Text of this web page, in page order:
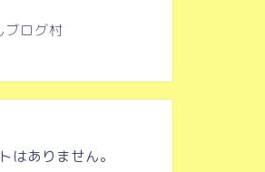
ブログ村
はありません。